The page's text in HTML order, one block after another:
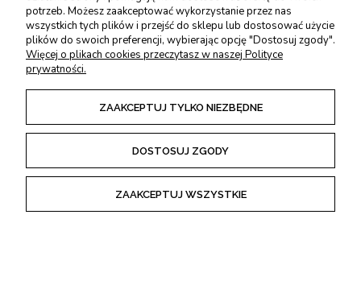
historią
Siekiery i topory- mają różne zastosowanie, w zależności od
rozmiarów. Małe toporki to doskonałe narzędzia outdoorowe. Duże
topory są niezastąpione podczas ociosywanie dużych belek. Natomiast
siekiery będą przydatne m.in. w gospodarstwie domowym do
przygotowania drewna na opał.
Ciosła i skoblice- za pomocą płaskich cioseł możesz obrabiać
drewniane bale. Ciosła wklęsłe i skoblice będą niezastąpione do
deski, kantówki, kołki itp.
potrzeb. Możesz zaakceptować wykorzystanie przez nas
wszystkich tych plików i przejść do sklepu lub dostosować użycie
plików do swoich preferencji, wybierając opcję "Dostosuj zgody".
Więcej o plikach cookies przeczytasz w naszej Polityce
prywatności.
ZAAKCEPTUJ TYLKO NIEZBĘDNE
DOSTOSUJ ZGODY
ZAAKCEPTUJ WSZYSTKIE